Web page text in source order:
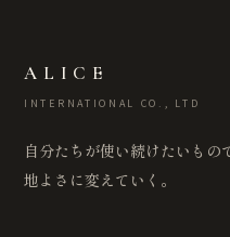
ALICE
INTERNATIONAL CO., LTD
自分たちが使い続けたいもの
地よさに変えていく。